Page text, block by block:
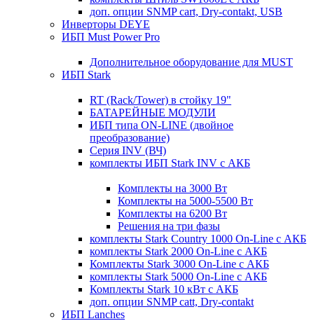
доп. опции SNMP cart, Dry-contakt, USB
Инверторы DEYE
ИБП Must Power Pro
Дополнительное оборудование для MUST
ИБП Stark
RT (Rack/Tower) в стойку 19"
БАТАРЕЙНЫЕ МОДУЛИ
ИБП типа ON-LINE (двойное
преобразование)
Серия INV (ВЧ)
комплекты ИБП Stark INV с АКБ
Комплекты на 3000 Вт
Комплекты на 5000-5500 Вт
Комплекты на 6200 Вт
Решения на три фазы
комплекты Stark Country 1000 On-Line с АКБ
комплекты Stark 2000 On-Line с АКБ
Комплекты Stark 3000 On-Line с АКБ
комплекты Stark 5000 On-Line с АКБ
Комплекты Stark 10 кВт с АКБ
доп. опции SNMP catt, Dry-contakt
ИБП Lanches